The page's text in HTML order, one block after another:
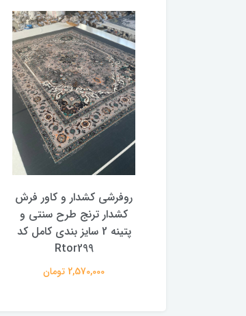
روفرشی کشدار و کاور فرش
کشدار ترنج طرح سنتی و
پتینه 2 سایز بندی کامل کد
Rtor299
2,570,000 تومان